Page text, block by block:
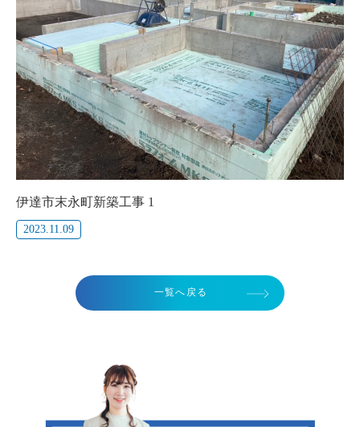
伊達市末永町新築工事 1
2023.11.09
一覧へ戻る